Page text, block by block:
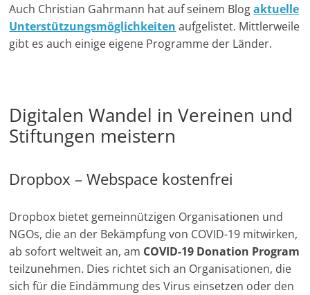
Auch Christian Gahrmann hat auf seinem Blogaktuelle
Unterstützungsmöglichkeiten aufgelistet. Mittlerweile
gibt es auch einige eigene Programme der Länder.
Digitalen Wandel in Vereinen und
Stiftungen meistern
Dropbox – Webspace kostenfrei
Dropbox bietet gemeinnützigen Organisationen und
NGOs, die an der Bekämpfung von COVID-19 mitwirken,
ab sofort weltweit an, am COVID-19 Donation Program
teilzunehmen. Dies richtet sich an Organisationen, die
sich für die Eindämmung des Virus einsetzen oder den